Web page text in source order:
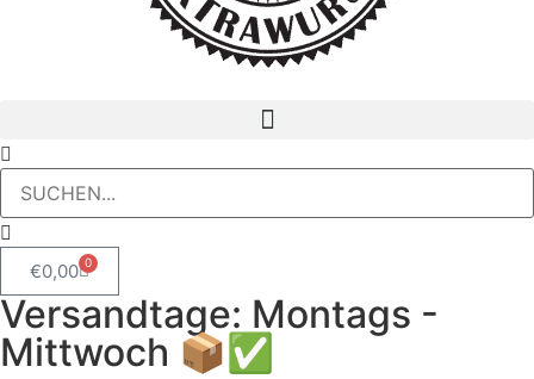
€0,00 0
Versandtage: Montags -
Mittwoch 📦✅